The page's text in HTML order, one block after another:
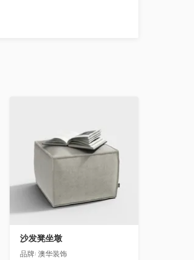
沙发凳坐墩
品牌:澳华装饰